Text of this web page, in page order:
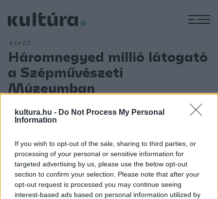
kultura.hu - Do Not Process My Personal
Information
If you wish to opt-out of the sale, sharing to third parties, or
processing of your personal or sensitive information for
targeted advertising by us, please use the below opt-out
section to confirm your selection. Please note that after your
opt-out request is processed you may continue seeing
interest-based ads based on personal information utilized by
KÉPZŐ
Háromnegyed millió látogató
a Szépművészeti
Múzeumban
A látogatószámok tekintetében ez az év a Szépművészeti
Múzeum történetének legsikeresebb esztendeje lesz: a
kilencvenes években 250-300 ezer látogatója volt az
intézménynek, a mostani évtized közepétől a népszerű,